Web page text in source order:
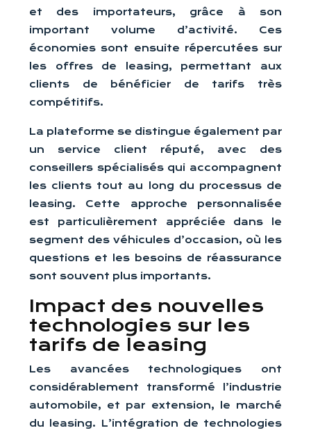
et des importateurs, grâce à son
important volume d’activité. Ces
économies sont ensuite répercutées sur
les offres de leasing, permettant aux
clients de bénéficier de tarifs très
compétitifs.
La plateforme se distingue également par
un service client réputé, avec des
conseillers spécialisés qui accompagnent
les clients tout au long du processus de
leasing. Cette approche personnalisée
est particulièrement appréciée dans le
segment des véhicules d’occasion, où les
questions et les besoins de réassurance
sont souvent plus importants.
Impact des nouvelles
technologies sur les
tarifs de leasing
Les avancées technologiques ont
considérablement transformé l’industrie
automobile, et par extension, le marché
du leasing. L’intégration de technologies